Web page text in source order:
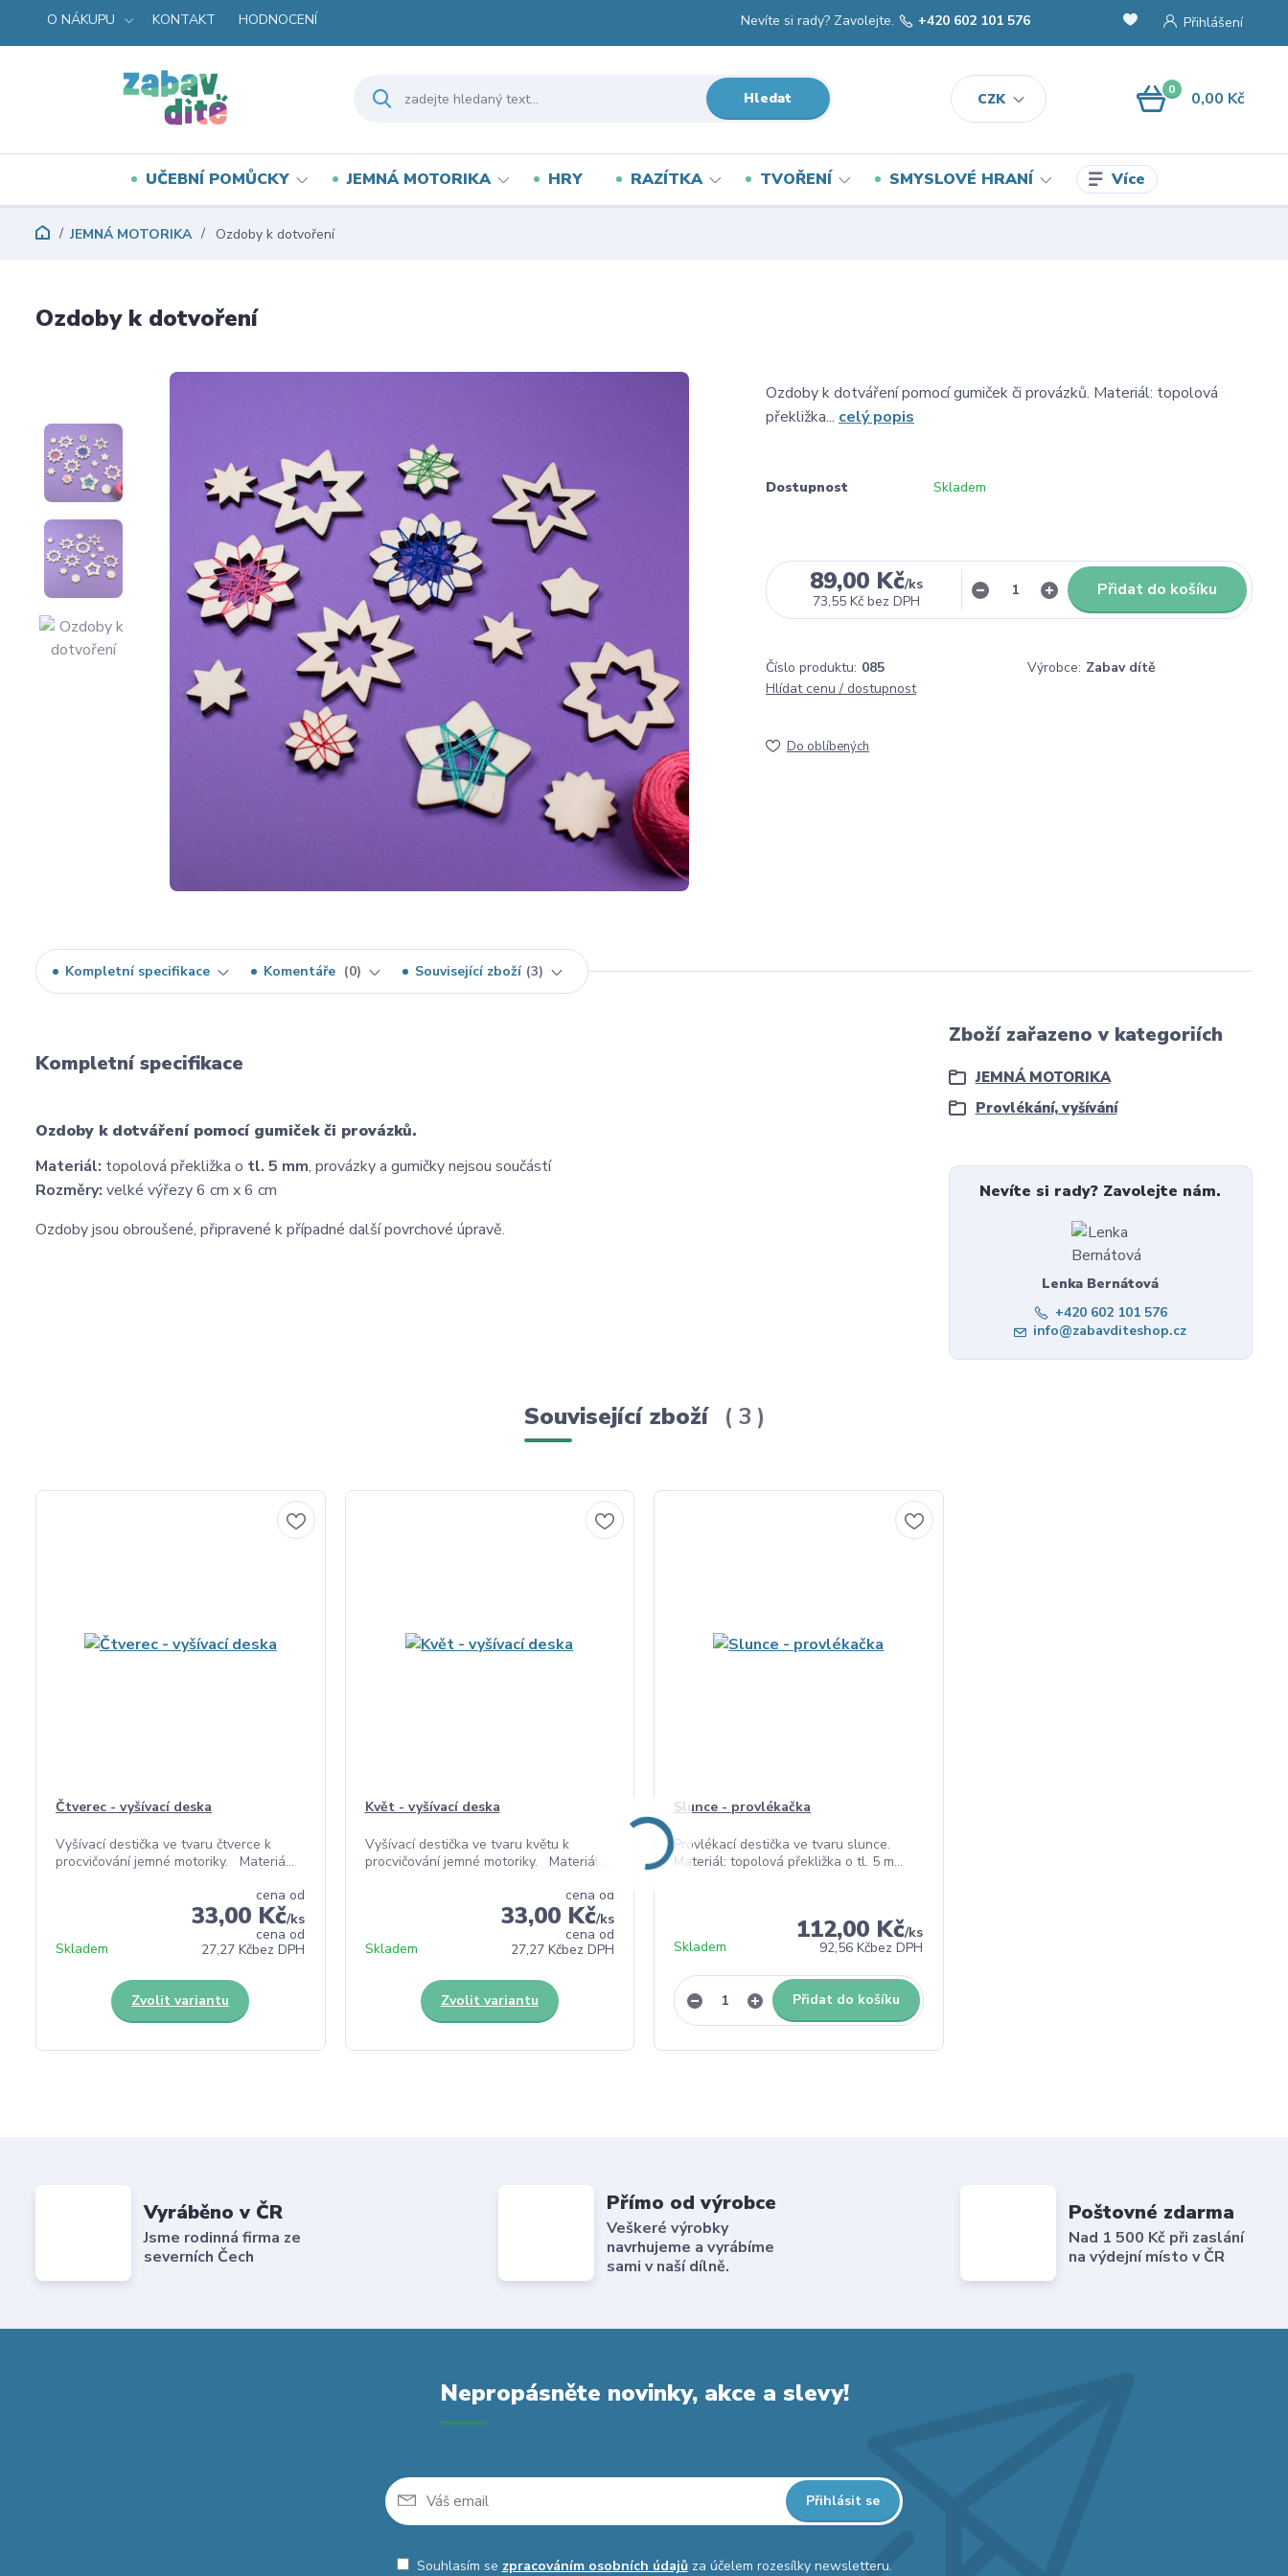
O NÁKUPU KONTAKT HODNOCENÍ
CZK
Přihlášení
Hledat
Nevíte si rady? Zavolejte. +420 602 101 576
0 0,00 Kč
UČEBNÍ POMŮCKY JEMNÁ MOTORIKA HRY RAZÍTKA TVOŘENÍ SMYSLOVÉ HRANÍ Více
JEMNÁ MOTORIKA Ozdoby k dotvoření
Ozdoby k dotvoření
Ozdoby k dotváření pomocí gumiček či provázků. Materiál: topolová
překližka... celý popis
Dostupnost Skladem
89,00 Kč/ks
73,55 Kč bez DPH
Přidat do košíku
Číslo produktu: 085 Výrobce: Zabav dítě
Hlídat cenu / dostupnost
Do oblíbených
Kompletní specifikace Komentáře 0 Související zboží 3
Kompletní specifikace
Ozdoby k dotváření pomocí gumiček či provázků.
Materiál: topolová překližka o tl. 5 mm, provázky a gumičky nejsou součástí
Rozměry: velké výřezy 6 cm x 6 cm
Ozdoby jsou obroušené, připravené k případné další povrchové úpravě.
Zboží zařazeno v kategoriích
JEMNÁ MOTORIKA
Provlékání, vyšívání
Nevíte si rady? Zavolejte nám.
Lenka Bernátová
+420 602 101 576
info@zabavditeshop.cz
Související zboží 3
Čtverec - vyšívací deska
Vyšívací destička ve tvaru čtverce k
procvičování jemné motoriky. Materiá...
cena od
33,00 Kč/ks
cena od
27,27 Kčbez DPH
Skladem
Zvolit variantu
Květ - vyšívací deska
Vyšívací destička ve tvaru květu k
procvičování jemné motoriky. Materiál:...
cena od
33,00 Kč/ks
cena od
27,27 Kčbez DPH
Skladem
Zvolit variantu
Slunce - provlékačka
Provlékací destička ve tvaru slunce.
Materiál: topolová překližka o tl. 5 m...
112,00 Kč/ks
92,56 Kčbez DPH
Skladem
Přidat do košíku
Vyráběno v ČR
Jsme rodinná firma ze
severních Čech
Přímo od výrobce
Veškeré výrobky
navrhujeme a vyrábíme
sami v naší dílně.
Poštovné zdarma
Nad 1 500 Kč při zaslání
na výdejní místo v ČR
Nepropásněte novinky, akce a slevy!
Přihlásit se
Souhlasím se zpracováním osobních údajůza účelem rozesílky newsletteru.